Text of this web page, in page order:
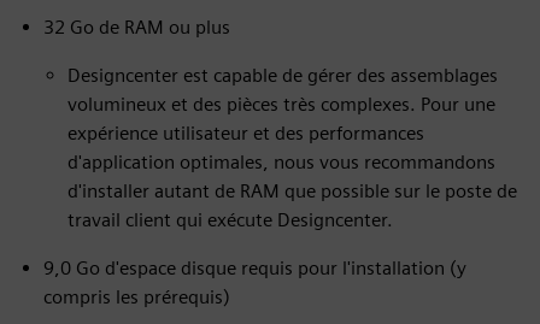
32 Go de RAM ou plus
Designcenter est capable de gérer des assemblages
volumineux et des pièces très complexes. Pour une
expérience utilisateur et des performances
d'application optimales, nous vous recommandons
d'installer autant de RAM que possible sur le poste de
travail client qui exécute Designcenter.
9,0 Go d'espace disque requis pour l'installation (y
compris les prérequis)